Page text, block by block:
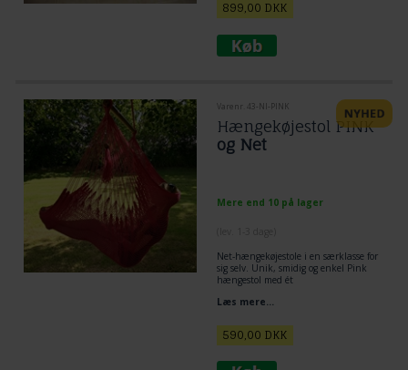
899,00 DKK
Varenr. 43-NI-PINK
Hængekøjestol PINK
og Net
Mere end 10 på lager
Net-hængekøjestole i en særklasse for
sig selv. Unik, smidig og enkel Pink
hængestol med ét
ensfarvet lyserødt net.
Læs mere...
590,00 DKK